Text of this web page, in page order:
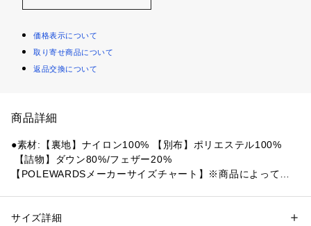
価格表示について
取り寄せ商品について
返品交換について
商品詳細
●素材:【裏地】ナイロン100% 【別布】ポリエステル100%
【詰物】ダウン80%/フェザー20%
【POLEWARDSメーカーサイズチャート】※商品によってサイ
イズ】胸囲88～96cm 身長165～175cm 【Lサイズ】胸囲92～
性別：メンズ
サイズ詳細